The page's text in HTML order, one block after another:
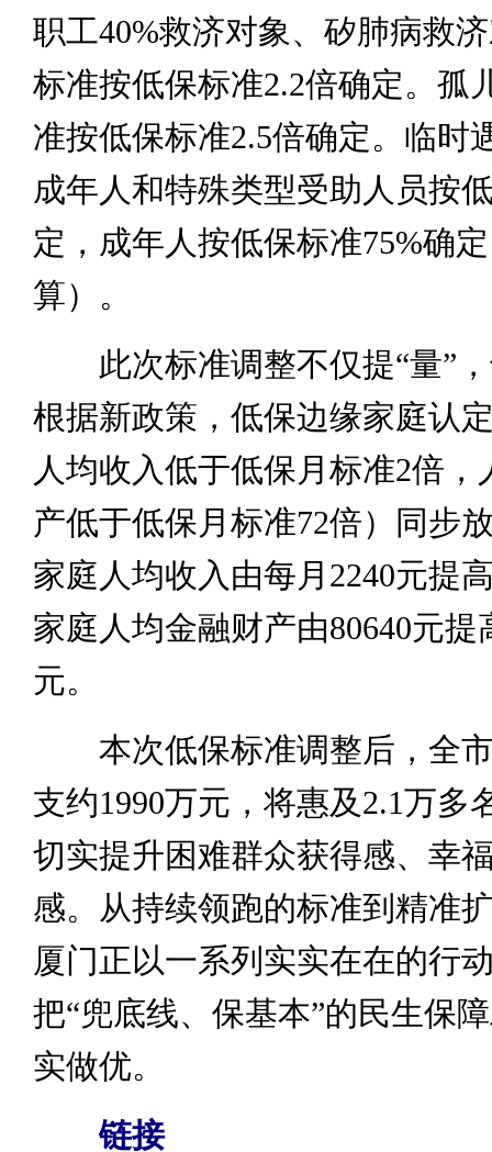
职工40%救济对象、矽肺病救
标准按低保标准2.2倍确定。孤
准按低保标准2.5倍确定。临时
成年人和特殊类型受助人员按
定，成年人按低保标准75%确
算）。
此次标准调整不仅提“量”，
根据新政策，低保边缘家庭认
人均收入低于低保月标准2倍，
产低于低保月标准72倍）同步
家庭人均收入由每月2240元提
家庭人均金融财产由80640元提
元。
本次低保标准调整后，全市
支约1990万元，将惠及2.1万多
切实提升困难群众获得感、幸
感。从持续领跑的标准到精准
厦门正以一系列实实在在的行
把“兜底线、保基本”的民生保
实做优。
链接